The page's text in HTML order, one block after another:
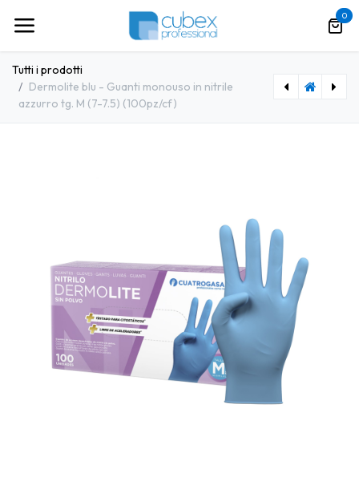
0
Tutti i prodotti
Dermolite blu - Guanti monouso in nitrile
azzurro tg. M (7-7.5) (100pz/cf)